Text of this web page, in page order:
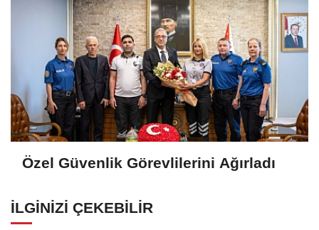
Özel Güvenlik Görevlilerini Ağırladı
İLGINIZI ÇEKEBILIR